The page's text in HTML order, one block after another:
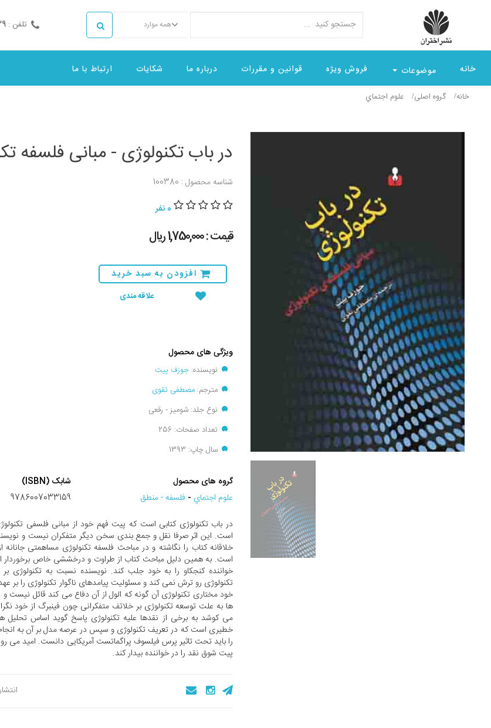
همه موارد تلفن :
خانه موضوعات فروش ویژه قوانین و مقررات درباره ما شکایات ارتباط با ما
خانه گروه اصلی علوم اجتماي
در باب تکنولوژی - مبانی فلسفه
شناسه محصول : 100380
0 نفر
قیمت : 1,750,000 ريال
افزودن به سبد خرید
علاقه مندی
ویژگی های محصول
نویسنده: جوزف پیت
مترجم: مصطفی تقوی
نوع جلد: شومیز - رقعی
تعداد صفحات: 256
سال چاپ: 1393
گروه های محصول
علوم اجتماي - فلسفه - منطق
شابک (ISBN)
9786007033159
در باب تکنولوژی کتابی است که پیت فهم خود از مبانی فلسفی
است. این اثر صرفا نقل و جمع بندی سخن دیگر متفکران نیست و
خلاقانه کتاب را نگاشته و در مباحث فلسفه تکنولوژی مساهمتی جانانه
است. به همین دلیل مباحث کتاب از طراوت و درخششی خاص
خواننده کنجکاو را به خود جلب کند. نویسنده نسبت به تکنولوژی
تکنولوژی رو ترش نمی کند و مسئولیت پیامدهای ناگوار تکنولوژی را بر
خود مختاری تکنولوژی آن گونه که الول از آن دفاع می کند قائل
ها به علت توسعه تکنولوژی بر خلاتف متفکرانی چون فینبرگ از خود
می کوشد به برخی از نقدها علیه تکنولوژی پاسخ گوید اساس تحلیل
خطیری است که در تعریف تکنولوژی و سپس در عرصه مدل بر آن به
را باید تحت تاثیر پرس فیلسوف پراگماتست آمریکایی دانست. امید می
پیت شوق نقد را در خواننده بیدار کند.